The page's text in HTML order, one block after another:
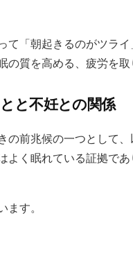
て「朝起きるのがツラ
質を高める、疲労を取
と不妊との関係
の前兆候の一つとして
よく眠れている証拠で
す。